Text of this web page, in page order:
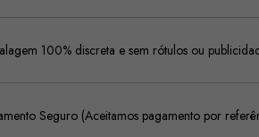
100% discreta e sem rótulos ou
Seguro (Aceitamos pagamento por